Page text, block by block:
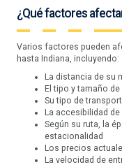
¿Qué factores
Varios factores pueden
hasta Indiana, incluyendo:
La distancia de su
El tipo y tamaño
Su tipo de
La accesibilidad
Según su ruta, la
estacionalidad
Los precios
La velocidad de